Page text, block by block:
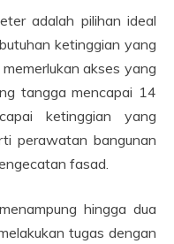
adalah pilihan ideal
ketinggian yang
akses yang
tangga mencapai 14
ketinggian yang
perawatan bangunan
fasad.
hingga dua
tugas dengan